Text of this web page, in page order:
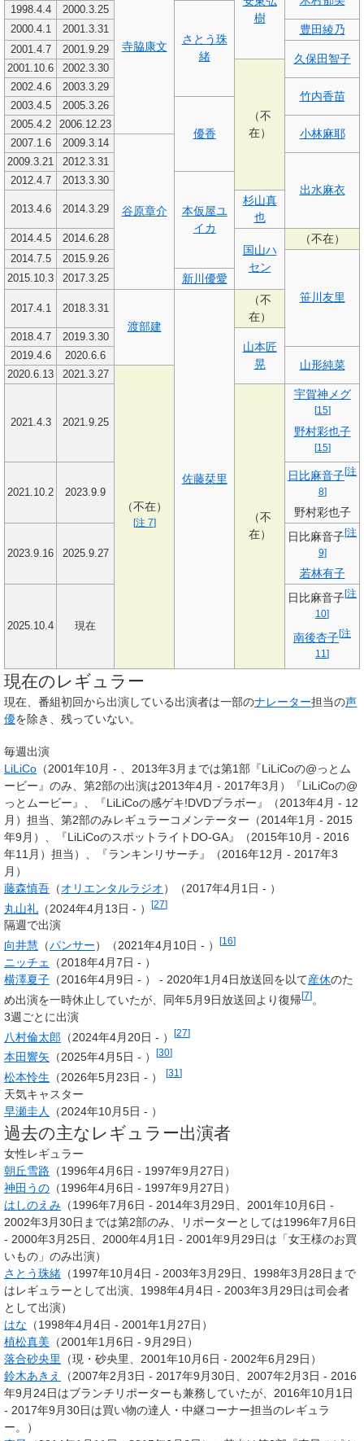
寺脇康文
樹
1998.4.4 2000.3.25
さとう珠
緒
2000.4.1 2001.3.31 豊田綾乃
2001.4.7 2001.9.29
久保田智子
2001.10.6 2002.3.30
（不
在）
2002.4.6 2003.3.29
竹内香苗
2003.4.5 2005.3.26
優香
2005.4.2 2006.12.23
小林麻耶
2007.1.6 2009.3.14
谷原章介
2009.3.21 2012.3.31
出水麻衣
2012.4.7 2013.3.30
本仮屋ユ
イカ
2013.4.6 2014.3.29
杉山真
也
2014.4.5 2014.6.28
国山ハ
セン
（不在）
2014.7.5 2015.9.26
笹川友里
2015.10.3 2017.3.25 新川優愛
2017.4.1 2018.3.31
渡部建
佐藤栞里
（不
在）
2018.4.7 2019.3.30
山本匠
晃
2019.4.6 2020.6.6
山形純菜
2020.6.13 2021.3.27
（不在）
[注 7]
2021.4.3 2021.9.25
（不
在）
宇賀神メグ
[15]
野村彩也子
[15]
2021.10.2 2023.9.9
日比麻音子[注
8]
野村彩也子
2023.9.16 2025.9.27
日比麻音子[注
9]
若林有子
2025.10.4 現在
日比麻音子[注
10]
南後杏子[注
11 ]
現在のレギュラー
現在、番組初回から出演している出演者は一部のナレーター担当の声
優を除き、残っていない。
毎週出演
LiLiCo （2001年10月 - 、2013年3月までは第1部『LiLiCoの@っとム
ービー』のみ、第2部の出演は2013年4月 - 2017年3月）『LiLiCoの@
っとムービー』、『LiLiCoの感ゲキ!DVDブラボー』（2013年4月 - 12
月）担当、第2部のみレギュラーコメンテーター（2014年1月 - 2015
年9月）、『LiLiCoのスポットライトDO-GA』（2015年10月 - 2016
年11月）担当）、『ランキンリサーチ』（2016年12月 - 2017年3
月）
藤森慎吾 （オリエンタルラジオ）（2017年4月1日 - ）
丸山礼 （2024年4月13日 - ） [27]
隔週で出演
向井慧 （パンサー）（2021年4月10日 - ） [16]
ニッチェ
（2018年4月7日 - ）
横澤夏子 （2016年4月9日 - ） - 2020年1月4日放送回を以て産休のた
め出演を一時休止していたが、同年5月9日放送回より復帰[7]。
3週ごとに出演
八村倫太郎 （2024年4月20日 - ） [27]
本田響矢 （2025年4月5日 - ） [30]
松本怜生 （2026年5月23日 - ） [31 ]
天気キャスター
早瀬圭人
（2024年10月5日 - ）
過去の主なレギュラー出演者
女性レギュラー
朝丘雪路 （1996年4月6日 - 1997年9月27日）
神田うの （1996年4月6日 - 1997年9月27日）
はしのえみ （1996年7月6日 - 2014年3月29日、2001年10月6日 -
2002年3月30日までは第2部のみ、リポーターとしては1996年7月6日
- 2000年3月25日、2000年4月1日 - 2001年9月29日は「女王様のお買
いもの」のみ出演）
さとう珠緒 （1997年10月4日 - 2003年3月29日、1998年3月28日まで
はレギュラーとして出演、1998年4月4日 - 2003年3月29日は司会者
として出演）
はな （1998年4月4日 - 2001年1月27日）
植松真美 （2001年1月6日 - 9月29日）
落合砂央里
（現・砂央里、2001年10月6日 - 2002年6月29日）
鈴木あきえ
（2007年2月3日 - 2017年9月30日、2007年2月3日 - 2016
年9月24日はブランチリポーターも兼務していたが、2016年10月1日
- 2017年9月30日は買い物の達人・中継コーナー担当のレギュラ
ー。）